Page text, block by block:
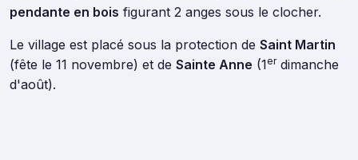
pendante en bois figurant 2 anges sous le clocher.
Le village est placé sous la protection de Saint Martin
(fête le 11 novembre) et de Sainte Anne (1erdimanche
d'août).